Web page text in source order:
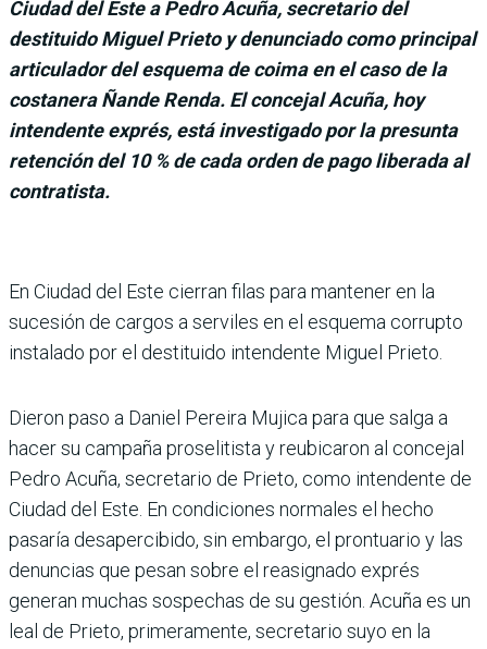
Ciudad del Este a Pedro Acuña, secretario del
destituido Miguel Prieto y denunciado como principal
articulador del esquema de coima en el caso de la
costanera Ñande Renda. El concejal Acuña, hoy
intendente exprés, está investigado por la presunta
retención del 10 % de cada orden de pago liberada al
contratista.
En Ciudad del Este cie­rran filas para man­tener en la
sucesión de cargos a serviles en el esquema corrupto
instalado por el des­tituido intendente Miguel Prieto.
Dieron paso a Daniel Pereira Mujica para que salga a
hacer su campaña proselitista y reubicaron al concejal
Pedro Acuña, secretario de Prieto, como intendente de
Ciudad del Este. En condiciones norma­les el hecho
pasaría desaperci­bido, sin embargo, el prontua­rio y las
denuncias que pesan sobre el reasignado exprés
generan muchas sospechas de su gestión. Acuña es un
leal de Prieto, primeramente, secretario suyo en la